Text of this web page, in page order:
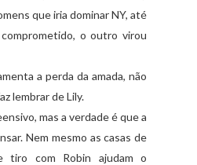
que iria dominar NY, até
o outro virou
a perda da amada, não
lembrar de Lily.
mas a verdade é que a
Nem mesmo as casas de
tiro com Robin ajudam o